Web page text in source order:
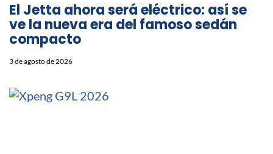
El Jetta ahora será eléctrico: así se
ve la nueva era del famoso sedán
compacto
3 de agosto de 2026